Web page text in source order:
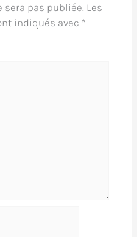
sera pas publiée. Les
indiqués avec *